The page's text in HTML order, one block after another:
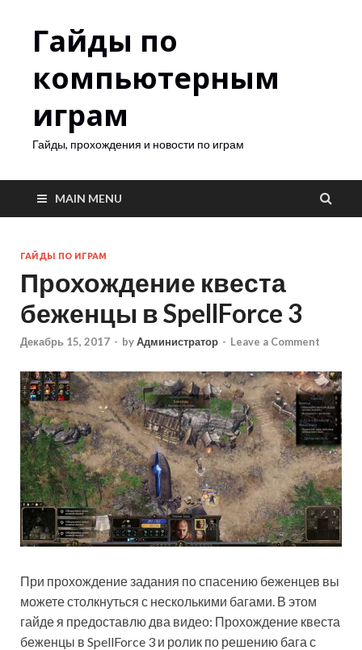
Гайды по
компьютерным
играм
Гайды, прохождения и новости по играм
MAIN MENU
ГАЙДЫ ПО ИГРАМ
Прохождение квеста
беженцы в SpellForce 3
Декабрь 15, 2017 - byАдминистратор - Leave a Comment
При прохождение задания по спасению беженцев вы
можете столкнуться с несколькими багами. В этом
гайде я предоставлю два видео: Прохождение квеста
беженцы в SpellForce 3 и ролик по решению бага с